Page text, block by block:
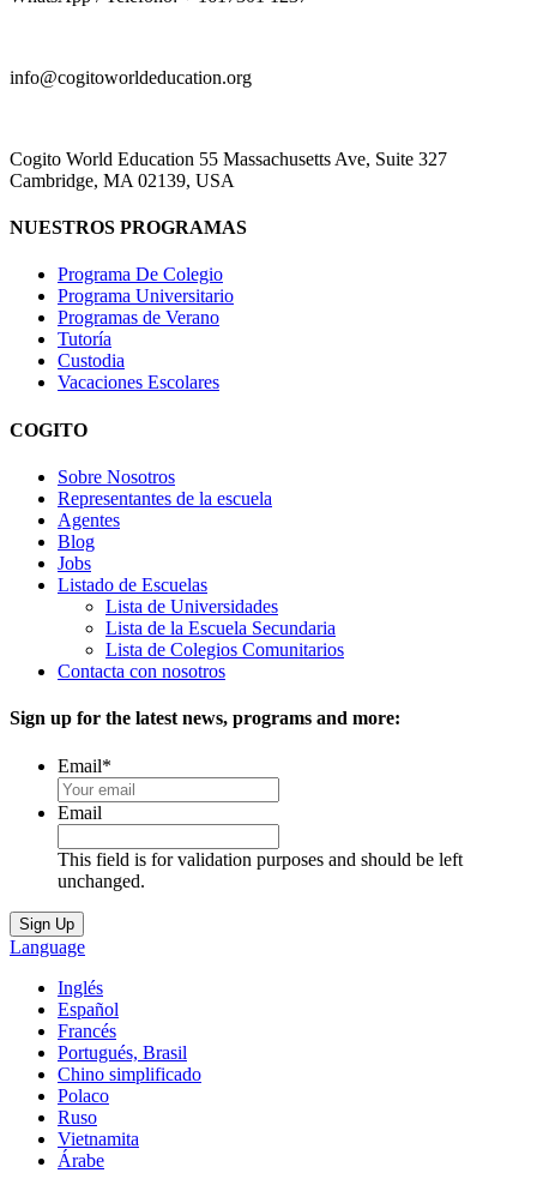
info@cogitoworldeducation.org
Cogito World Education 55 Massachusetts Ave, Suite 327
Cambridge, MA 02139, USA
NUESTROS PROGRAMAS
Programa De Colegio
Programa Universitario
Programas de Verano
Tutoría
Custodia
Vacaciones Escolares
COGITO
Sobre Nosotros
Representantes de la escuela
Agentes
Blog
Jobs
Listado de Escuelas
Lista de Universidades
Lista de la Escuela Secundaria
Lista de Colegios Comunitarios
Contacta con nosotros
Sign up for the latest news, programs and more:
Email*
Email
This field is for validation purposes and should be left
unchanged.
Language
Inglés
Español
Francés
Portugués, Brasil
Chino simplificado
Polaco
Ruso
Vietnamita
Árabe